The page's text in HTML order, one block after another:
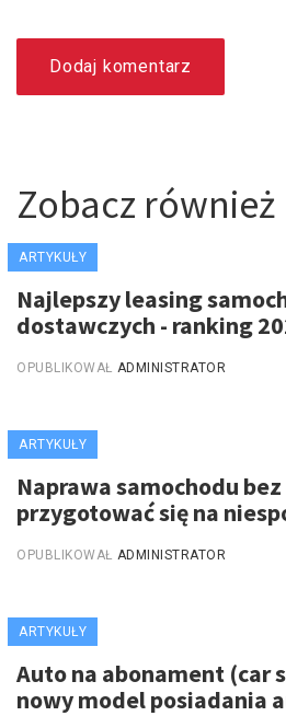
Dodaj komentarz
Zobacz również
ARTYKUŁY
Najlepszy leasing
dostawczych - ranking
OPUBLIKOWAŁ ADMINISTRATOR
ARTYKUŁY
Naprawa samochodu
przygotować się na
OPUBLIKOWAŁ ADMINISTRATOR
ARTYKUŁY
Auto na abonament (car
nowy model posiadania